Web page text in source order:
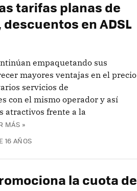
tarifas planas de
descuentos en ADSL
empaquetando sus
mayores ventajas en el precio
servicios de
con el mismo operador y así
atractivos frente a la
MÁS »
16 AÑOS
la cuota de